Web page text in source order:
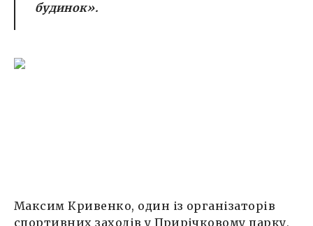
будинок».
Максим Кривенко, один із організаторів
спортивних заходів у Прирічковому парку,